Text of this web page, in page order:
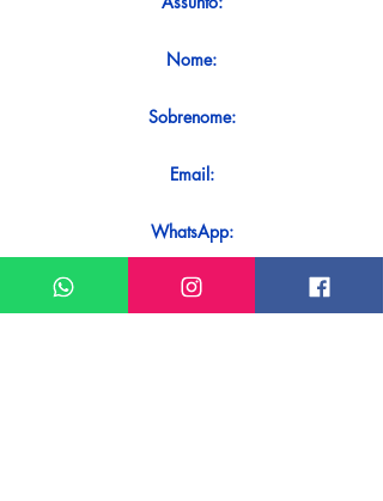
Nome:
Sobrenome:
Email:
WhatsApp:
Mensagem: